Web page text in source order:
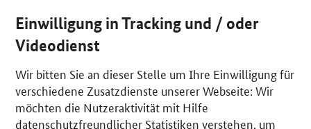
Einwilligung in Tracking und / oder
Videodienst
Wir bitten Sie an dieser Stelle um Ihre Einwilligung für
verschiedene Zusatzdienste unserer Webseite: Wir
möchten die Nutzeraktivität mit Hilfe
datenschutzfreundlicher Statistiken verstehen, um